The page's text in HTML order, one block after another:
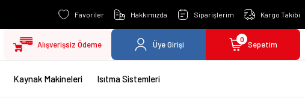
Favoriler Hakkımızda Siparişlerim Kargo Takibi
Alışverişsiz Ödeme Üye Girişi Sepetim
0
Kaynak Makineleri Isıtma Sistemleri